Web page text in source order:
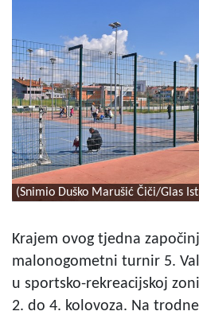
(Snimio Duško Marušić Čiči/Glas
Krajem ovog tjedna
malonogometni turnir 5.
u sportsko-rekreacijskoj
2. do 4. kolovoza. Na